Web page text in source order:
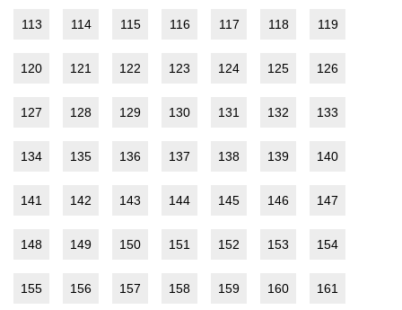
113 114 115 116 117 118 119
120 121 122 123 124 125 126
127 128 129 130 131 132 133
134 135 136 137 138 139 140
141 142 143 144 145 146 147
148 149 150 151 152 153 154
155 156 157 158 159 160 161